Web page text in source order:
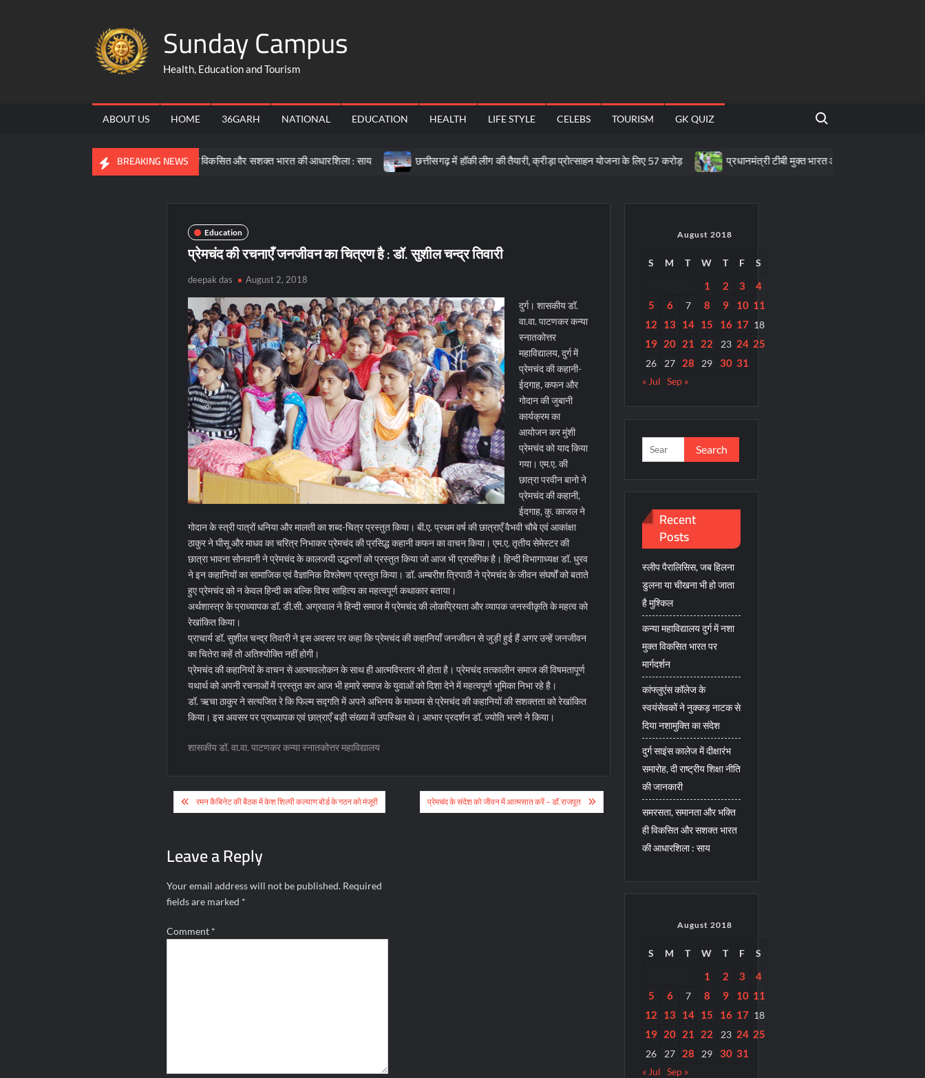
Sunday Campus
Health, Education and Tourism
ABOUT US HOME 36GARH NATIONAL EDUCATION HEALTH LIFE STYLE CELEBS TOURISM GK QUIZ
Search for:
BREAKING NEWS
समरसता, समानता और भक्ति ही विकसित और सशक्त भारत की आधारशिला : साय छत्तीसगढ़ में हॉकी लीग की तैयारी, क्रीड़ा प्रोत्साहन योजना के लिए 57 करोड़ प्रधानमंत्री टीबी मुक्त भारत अभियान के तहत पीवीटीजी क्षेत्रों में पोषण
Education
प्रेमचंद की रचनाएँ जनजीवन का चित्रण है : डॉ. सुशील चन्द्र तिवारी
deepak das August 2, 2018
दुर्ग। शासकीय डॉ.
वा.वा. पाटणकर कन्या
स्नातकोत्तर
महाविद्यालय, दुर्ग में
प्रेमचंद की कहानी-
ईदगाह, कफन और
गोदान की जुबानी
कार्यक्रम का
आयोजन कर मुंशी
प्रेमचंद को याद किया
गया। एम.ए. की
छात्रा परवीन बानो ने
प्रेमचंद की कहानी,
ईदगाह, कु. काजल ने
गोदान के स्त्री पात्रों धनिया और मालती का शब्द-चित्र प्रस्तुत किया। बी.ए. प्रथम वर्ष की छात्राएँ वैभवी चौबे एवं आकांक्षा
ठाकुर ने घीसू और माधव का चरित्र निभाकर प्रेमचंद की प्रसिद्ध कहानी कफन का वाचन किया। एम.ए. तृतीय सेमेस्टर की
छात्रा भावना सोनवानी ने प्रेमचंद के कालजयी उद्धरणों को प्रस्तुत किया जो आज भी प्रासंगिक है। हिन्दी विभागाध्यक्ष डॉ. धु्रव
ने इन कहानियों का सामाजिक एवं वैज्ञानिक विश्लेषण प्रस्तुत किया। डॉ. अम्बरीश त्रिपाठी ने प्रेमचंद के जीवन संघर्षों को बताते
हुए प्रेमचंद को न केवल हिन्दी का बल्कि विश्व साहित्य का महत्वपूर्ण कथाकार बताया।
अर्थशास्त्र के प्राध्यापक डॉ. डी.सी. अग्रवाल ने हिन्दी समाज में प्रेमचंद की लोकप्रियता और व्यापक जनस्वीकृति के महत्व को
रेखांकित किया।
प्राचार्य डॉ. सुशील चन्द्र तिवारी ने इस अवसर पर कहा कि प्रेमचंद की कहानियाँ जनजीवन से जुड़ी हुई हैं अगर उन्हें जनजीवन
का चितेरा कहें तो अतिश्योक्ति नहीं होगी।
प्रेमचंद की कहानियों के वाचन से आत्मावलोकन के साथ ही आत्मविस्तार भी होता है। प्रेमचंद तत्कालीन समाज की विषमतापूर्ण
यथार्थ को अपनी रचनाओं में प्रस्तुत कर आज भी हमारे समाज के युवाओं को दिशा देने में महत्वपूर्ण भूमिका निभा रहे है।
डॉ. ऋचा ठाकुर ने सत्यजित रे कि फिल्म सद्गति में अपने अभिनय के माध्यम से प्रेमचंद की कहानियों की सशक्तता को रेखांकित
किया। इस अवसर पर प्राध्यापक एवं छात्राएँ बड़ी संख्या में उपस्थित थे। आभार प्रदर्शन डॉ. ज्योति भरणे ने किया।
शासकीय डॉ. वा.वा. पाटणकर कन्या स्नातकोत्तर महाविद्यालय
Post
navigation
रमन कैबिनेट की बैठक में केश शिल्पी कल्याण बोर्ड के गठन को मंजूरी प्रेमचंद के संदेश को जीवन में आत्मसात करें – डॉ.राजपूत
Leave a Reply
Your email address will not be published. Required
fields are marked *
Comment *
August 2018
S M T W T F S
1 2 3
4
5
6 7 8 9 10 11
12
13 14 15 16 17 18
19 20 21 22 23 24 25
26 27 28 29 30 31
« Jul Sep »
Search
for:
Recent
Posts
स्लीप पैरालिसिस, जब हिलना
डुलना या चीखना भी हो जाता
है मुश्किल
कन्या महाविद्यालय दुर्ग में नशा
मुक्त विकसित भारत पर
मार्गदर्शन
कांफ्लुएंस कॉलेज के
स्वयंसेवकों ने नुक्कड़ नाटक से
दिया नशामुक्ति का संदेश
दुर्ग साइंस कालेज में दीक्षारंभ
समारोह, दी राष्ट्रीय शिक्षा नीति
की जानकारी
समरसता, समानता और भक्ति
ही विकसित और सशक्त भारत
की आधारशिला : साय
August 2018
S M T W T F S
1 2 3
4
5
6 7 8 9 10 11
12
13 14 15 16 17 18
19 20 21 22 23 24 25
26 27 28 29 30 31
« Jul Sep »